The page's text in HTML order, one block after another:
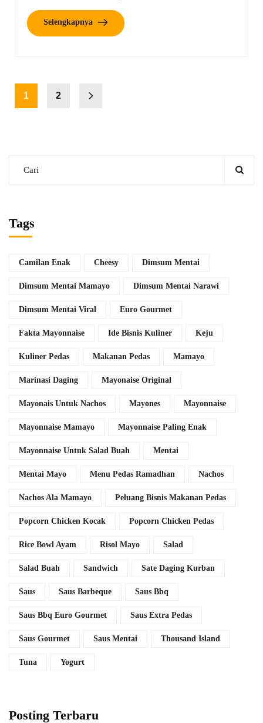
Selengkapnya
1 2
Tags
Camilan Enak Cheesy Dimsum Mentai
Dimsum Mentai Mamayo Dimsum Mentai Narawi
Dimsum Mentai Viral Euro Gourmet
Fakta Mayonnaise Ide Bisnis Kuliner Keju
Kuliner Pedas Makanan Pedas Mamayo
Marinasi Daging Mayonaise Original
Mayonais Untuk Nachos Mayones Mayonnaise
Mayonnaise Mamayo Mayonnaise Paling Enak
Mayonnaise Untuk Salad Buah Mentai
Mentai Mayo Menu Pedas Ramadhan Nachos
Nachos Ala Mamayo Peluang Bisnis Makanan Pedas
Popcorn Chicken Kocak Popcorn Chicken Pedas
Rice Bowl Ayam Risol Mayo Salad
Salad Buah Sandwich Sate Daging Kurban
Saus Saus Barbeque Saus Bbq
Saus Bbq Euro Gourmet Saus Extra Pedas
Saus Gourmet Saus Mentai Thousand Island
Tuna Yogurt
Posting Terbaru